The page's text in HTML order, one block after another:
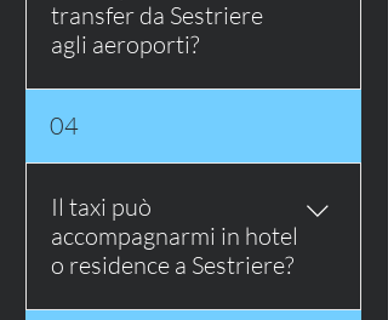
transfer da Sestriere
agli aeroporti?
Sì, sono disponibili transfer privati
da Sestriere verso Torino Caselle,
Milano Malpensa, Milano Linate,
Bergamo Orio al Serio e altri
aeroporti del Nord Italia.
04
Il taxi può
accompagnarmi in hotel
o residence a Sestriere?